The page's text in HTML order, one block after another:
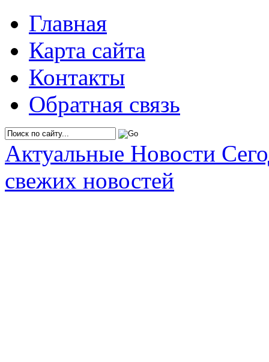
Главная
Карта сайта
Контакты
Обратная связь
Актуальные Новости
свежих новостей